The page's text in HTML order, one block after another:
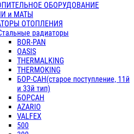
ОБОРУДОВАНИЕ
и МАТЫ
ОТОПЛЕНИЯ
радиаторы
BOR-PAN
OASIS
THERMALKING
THERMOKING
БОР-САН(старое поступление, 11й
и 33й тип)
БОРСАН
AZARIO
VALFEX
500